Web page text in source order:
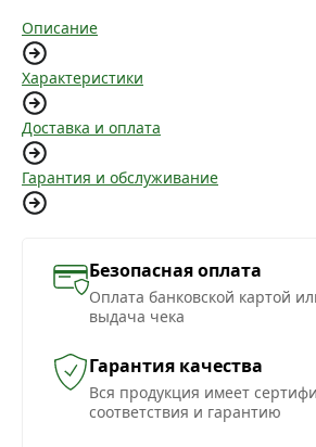
Описание
Характеристики
Доставка и оплата
Гарантия и обслуживание
Безопасная оплата
Оплата банковской картой
выдача чека
Гарантия качества
Вся продукция имеет
соответствия и гарантию